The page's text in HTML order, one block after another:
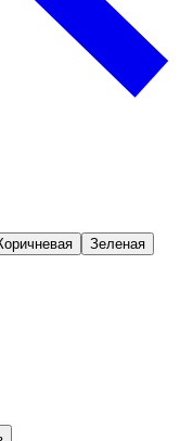
Зеленая